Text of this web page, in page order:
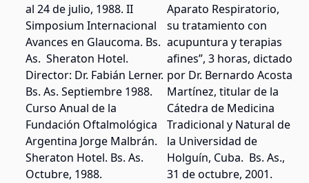
al 24 de julio, 1988. II
Simposium Internacional
Avances en Glaucoma. Bs.
As. Sheraton Hotel.
Director: Dr. Fabián Lerner.
Bs. As. Septiembre 1988.
Curso Anual de la
Fundación Oftalmológica
Argentina Jorge Malbrán.
Sheraton Hotel. Bs. As.
Octubre, 1988.
Aparato Respiratorio,
su tratamiento con
acupuntura y terapias
afines”, 3 horas, dictado
por Dr. Bernardo Acosta
Martínez, titular de la
Cátedra de Medicina
Tradicional y Natural de
la Universidad de
Holguín, Cuba. Bs. As.,
31 de octubre, 2001.